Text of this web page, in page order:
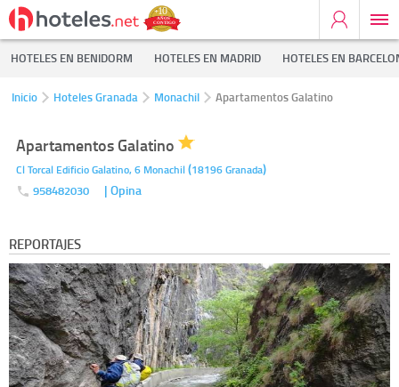
HOTELES EN BENIDORM HOTELES EN MADRID HOTELES EN
Inicio Hoteles Granada Monachil Apartamentos Galatino
Apartamentos Galatino
Cl Torcal Edificio Galatino, 6 Monachil(18196Granada)
958482030 | Opina
REPORTAJES